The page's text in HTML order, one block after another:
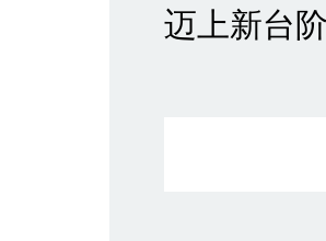
迈上新台